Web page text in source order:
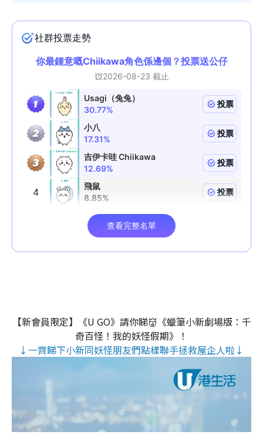
【新會員限定】《U GO》請你睇👹《蠟筆小新劇場版：千
奇百怪！我的妖怪假期》！
↓一齊睇下小新同妖怪朋友們點樣聯手拯救屋企人啦↓